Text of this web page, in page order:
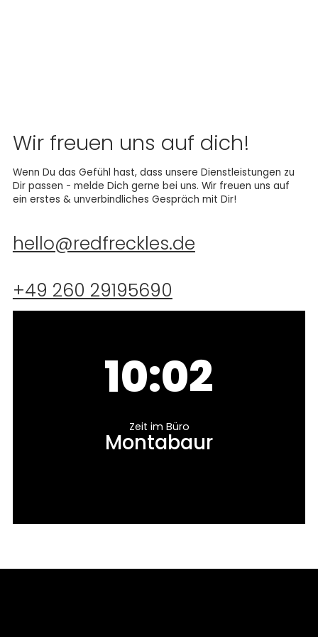
Wir freuen uns auf dich!
Wenn Du das Gefühl hast, dass unsere Dienstleistungen zu
Dir passen - melde Dich gerne bei uns. Wir freuen uns auf
ein erstes & unverbindliches Gespräch mit Dir!
hello@redfreckles.de
+49 260 29195690
10:02
Zeit im Büro
Montabaur